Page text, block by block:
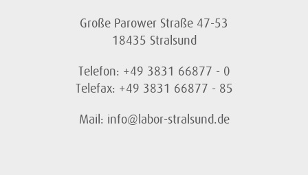
Große Parower Straße 47-53
18435 Stralsund
Telefon: +49 3831 66877 - 0
Telefax: +49 3831 66877 - 85
Mail: info@labor-stralsund.de